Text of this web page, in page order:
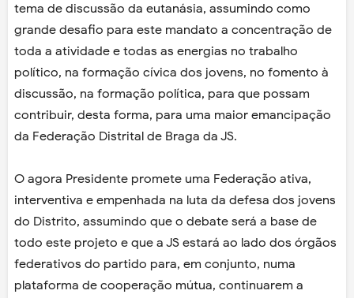
tema de discussão da eutanásia, assumindo como
grande desafio para este mandato a concentração de
toda a atividade e todas as energias no trabalho
político, na formação cívica dos jovens, no fomento à
discussão, na formação política, para que possam
contribuir, desta forma, para uma maior emancipação
da Federação Distrital de Braga da JS.
O agora Presidente promete uma Federação ativa,
interventiva e empenhada na luta da defesa dos jovens
do Distrito, assumindo que o debate será a base de
todo este projeto e que a JS estará ao lado dos órgãos
federativos do partido para, em conjunto, numa
plataforma de cooperação mútua, continuarem a